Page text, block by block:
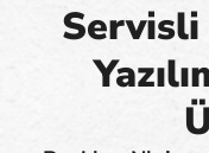
Servisli